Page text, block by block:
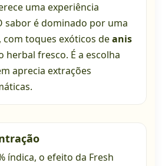
uma experiência
sabor é dominado por uma
, com toques exóticos deanis
herbal fresco. É a escolha
aprecia extrações
índica, o efeito da Fresh